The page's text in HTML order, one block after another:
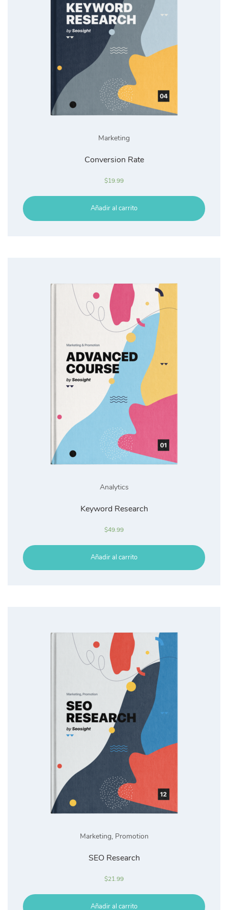
Marketing
Conversion Rate
$19.99
Añadir al carrito
Analytics
Keyword Research
$49.99
Añadir al carrito
Marketing, Promotion
SEO Research
$21.99
Añadir al carrito